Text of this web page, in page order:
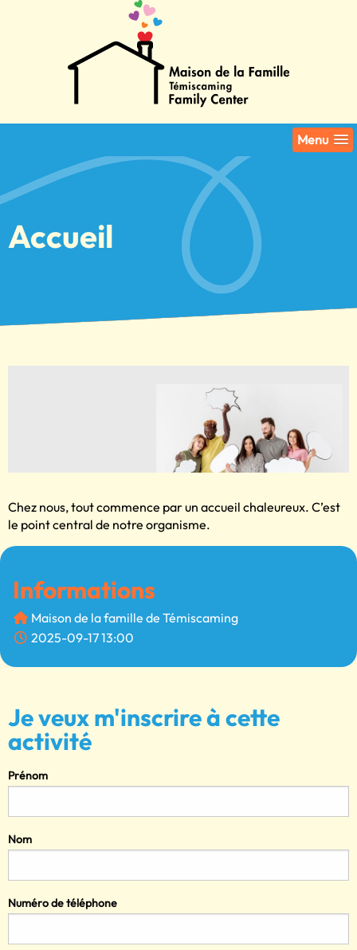
Menu
Accueil
Chez nous, tout commence par un accueil chaleureux. C’est
le point central de notre organisme.
Informations
Maison de la famille de Témiscaming
2025-09-17 13:00
Je veux m'inscrire à cette
activité
Prénom
Nom
Numéro de téléphone